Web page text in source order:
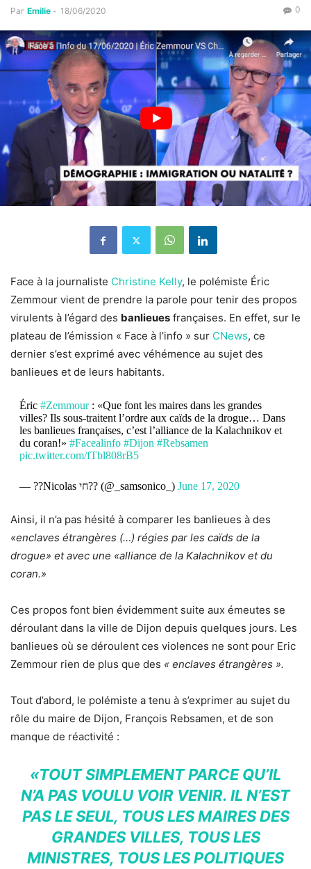
Par Emilie - 18/06/2020 0
Face à la journaliste Christine Kelly, le polémiste Éric
Zemmour vient de prendre la parole pour tenir des propos
virulents à l’égard des banlieues françaises. En effet, sur le
plateau de l’émission « Face à l’info » sur CNews, ce
dernier s’est exprimé avec véhémence au sujet des
banlieues et de leurs habitants.
Éric #Zemmour: «Que font les maires dans les grandes
villes? Ils sous-traitent l’ordre aux caïds de la drogue… Dans
les banlieues françaises, c’est l’alliance de la Kalachnikov et
du coran!» #Facealinfo #Dijon #Rebsamen
pic.twitter.com/fTbl808rB5
— ??Nicolas חי?? (@_samsonico_) June 17, 2020
Ainsi, il n’a pas hésité à comparer les banlieues à des
«enclaves étrangères (…) régies par les caïds de la
drogue» et avec une «alliance de la Kalachnikov et du
coran.»
Ces propos font bien évidemment suite aux émeutes se
déroulant dans la ville de Dijon depuis quelques jours. Les
banlieues où se déroulent ces violences ne sont pour Eric
Zemmour rien de plus que des « enclaves étrangères ».
Tout d’abord, le polémiste a tenu à s’exprimer au sujet du
rôle du maire de Dijon, François Rebsamen, et de son
manque de réactivité :
«TOUT SIMPLEMENT PARCE QU’IL
N’A PAS VOULU VOIR VENIR. IL N’EST
PAS LE SEUL, TOUS LES MAIRES DES
GRANDES VILLES, TOUS LES
MINISTRES, TOUS LES POLITIQUES